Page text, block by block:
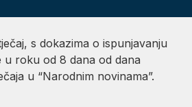
s dokazima o ispunjavanju
u roku od 8 dana od dana
u “Narodnim novinama”.